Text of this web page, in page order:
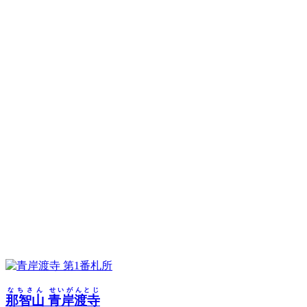
第1番札所
那智山
なちさん
青岸渡寺
せいがんとじ